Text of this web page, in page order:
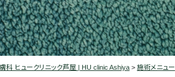
科 ヒュークリニック芦屋 | HU clinic Ashiya > 施術メニュー